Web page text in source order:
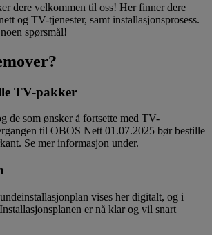
dere velkommen til oss! Her finner dere
og TV-tjenester, samt installasjonsprosess.
spørsmål!
TV-pakker
de som ønsker å fortsette med TV-
til OBOS Nett 01.07.2025 bør bestille
Se mer informasjon under.
vises her digitalt, og i
er nå klar og vil snart